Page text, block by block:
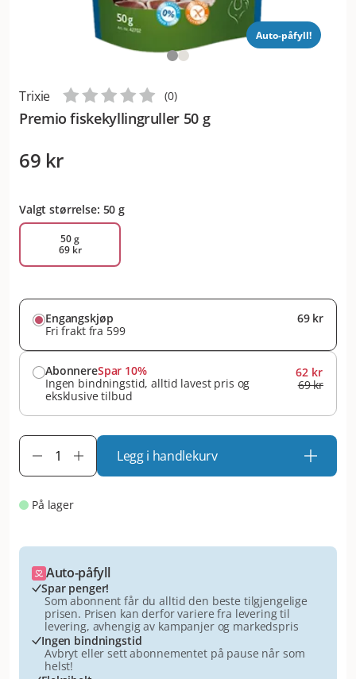
Auto-påfyll!
Trixie
Premio fiskekyllingruller 50 g
(0)
69 kr
Valgt størrelse: 50 g
50 g
69 kr
Engangskjøp
Fri frakt fra 599
69 kr
AbonnereSpar 10%
Ingen bindningstid, alltid lavest pris og
eksklusive tilbud
62 kr
69 kr
Legg i handlekurv
På lager
Auto-påfyll
Spar penger!
Som abonnent får du alltid den beste tilgjengelige
prisen. Prisen kan derfor variere fra levering til
levering, avhengig av kampanjer og markedspris
Ingen bindningstid
Avbryt eller sett abonnementet på pause når som
helst!